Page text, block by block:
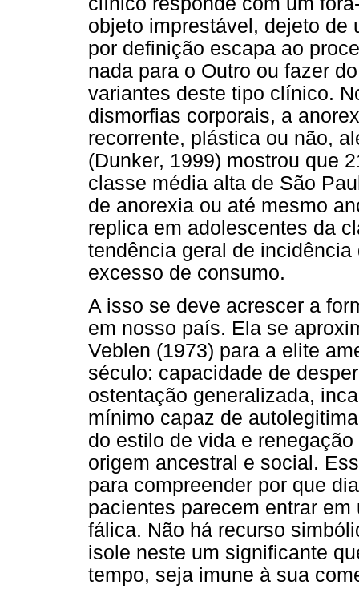
objeto imprestável, dejeto de
por definição escapa ao
nada para o Outro ou fazer
variantes deste tipo clínico.
dismorfias corporais, a
recorrente, plástica ou não,
(Dunker, 1999) mostrou que
classe média alta de São
de anorexia ou até mesmo
replica em adolescentes da
tendência geral de
excesso de consumo.
A isso se deve acrescer a
em nosso país. Ela se
Veblen (1973) para a elite
século: capacidade de
ostentação generalizada,
mínimo capaz de
do estilo de vida e
origem ancestral e social.
para compreender por que
pacientes parecem entrar
fálica. Não há recurso
isole neste um significante
tempo, seja imune à sua